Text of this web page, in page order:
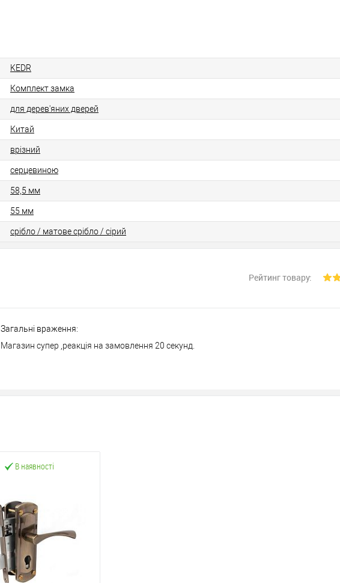
KEDR
Комплект замка
для дерев'яних дверей
Китай
врізний
серцевиною
58,5 мм
55 мм
срібло / матове срібло / сірий
Рейтинг товару:
Загальні враження:
Магазин супер ,реакція на замовлення 20 секунд.
В наявності